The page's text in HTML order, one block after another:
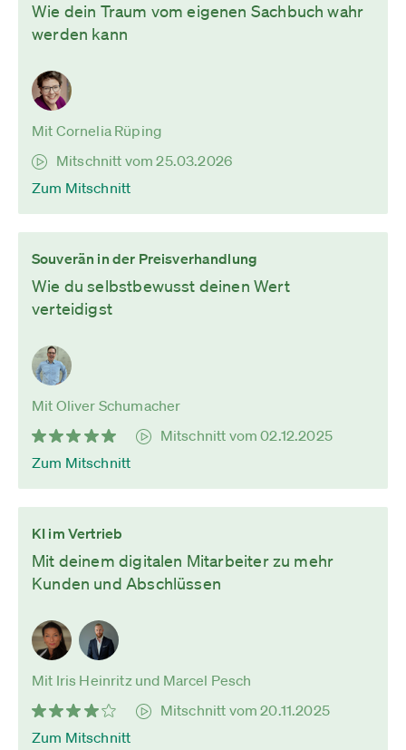
Wie dein Traum vom eigenen Sachbuch wahr
werden kann
Mit Cornelia Rüping
Mitschnitt vom 25.03.2026
Zum Mitschnitt
Souverän in der Preisverhandlung
Wie du selbstbewusst deinen Wert
verteidigst
Mit Oliver Schumacher
Mitschnitt vom 02.12.2025
Zum Mitschnitt
KI im Vertrieb
Mit deinem digitalen Mitarbeiter zu mehr
Kunden und Abschlüssen
Mit Iris Heinritz und Marcel Pesch
Mitschnitt vom 20.11.2025
Zum Mitschnitt